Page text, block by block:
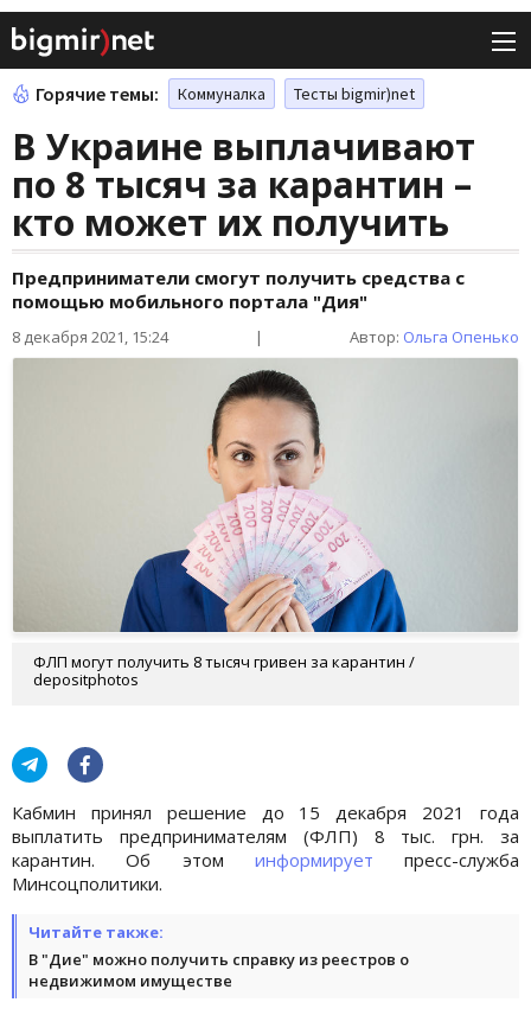
Горячие темы: Коммуналка Тесты bigmir)net
В Украине выплачивают
по 8 тысяч за карантин –
кто может их получить
Предприниматели смогут получить средства с
помощью мобильного портала "Дия"
8 декабря 2021, 15:24 | Автор: Ольга Опенько
ФЛП могут получить 8 тысяч гривен за карантин /
depositphotos
Кабмин принял решение до 15 декабря 2021 года
выплатить предпринимателям (ФЛП) 8 тыс. грн. за
карантин. Об этом информирует пресс-служба
Минсоцполитики.
Читайте также:
В "Дие" можно получить справку из реестров о
недвижимом имуществе